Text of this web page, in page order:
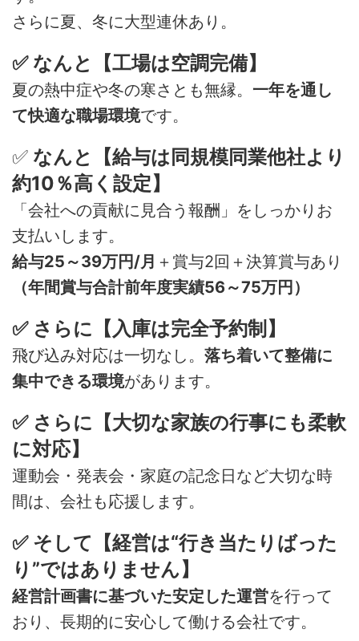
さらに夏、冬に大型連休あり。
✅ なんと【工場は空調完備】
夏の熱中症や冬の寒さとも無縁。 一年を通し
て快適な職場環境です。
✅ なんと【給与は同規模同業他社より
約10％高く設定】
「会社への貢献に見合う報酬」をしっかりお
支払いします。
給与25～39万円/月 ＋賞与2回＋決算賞与あり
（年間賞与合計前年度実績56～75万円）
✅ さらに【入庫は完全予約制】
飛び込み対応は一切なし。 落ち着いて整備に
集中できる環境があります。
✅ さらに【大切な家族の行事にも柔軟
に対応】
運動会・発表会・家庭の記念日など大切な時
間は、会社も応援します。
✅ そして【経営は“行き当たりばった
り”ではありません】
経営計画書に基づいた安定した運営を行って
おり、長期的に安心して働ける会社です。